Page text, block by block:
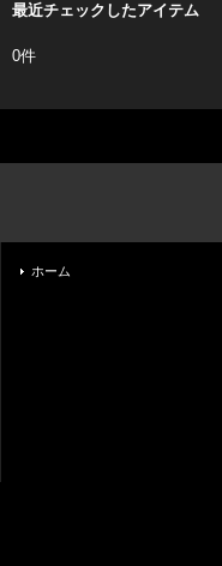
最近チェックしたアイテム
0件
ホーム